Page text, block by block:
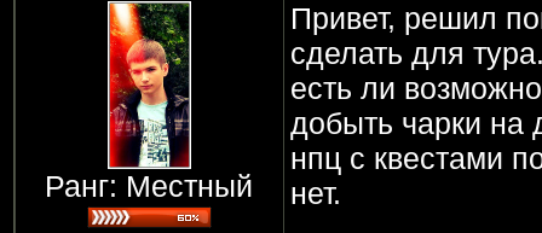
Ранг: Местный
Привет, решил
сделать для
есть ли
добыть чарки на
нпц с квестами
нет.